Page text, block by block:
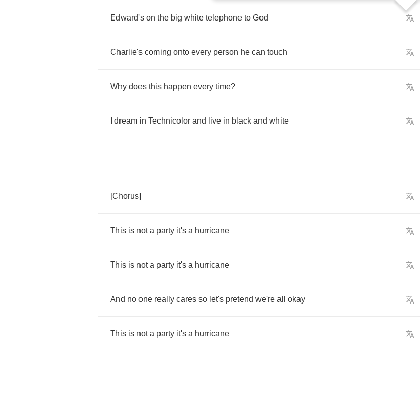
Edward's on the big white telephone to God
Charlie's coming onto every person he can touch
Why does this happen every time?
dream in Technicolor and live in black and white
[Chorus]
This is not a party it's a hurricane
This is not a party it's a hurricane
And no one really cares so let's pretend we're all okay
This is not a party it's a hurricane